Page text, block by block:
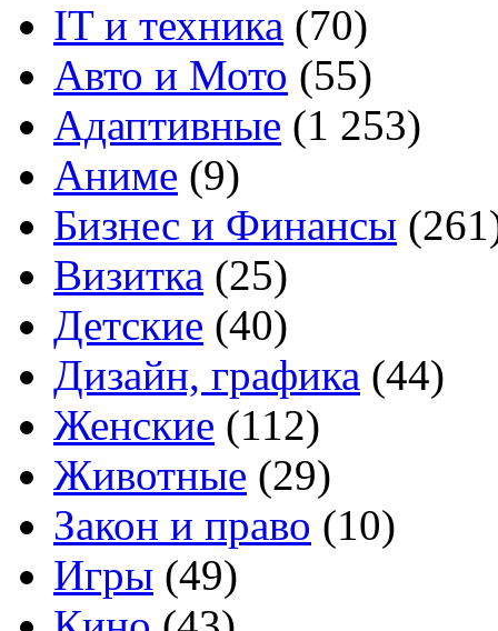
IT и техника (70)
Авто и Мото (55)
Адаптивные (1 253)
Аниме (9)
Бизнес и Финансы
Визитка (25)
Детские (40)
Дизайн, графика (44)
Женские (112)
Животные (29)
Закон и право (10)
Игры (49)